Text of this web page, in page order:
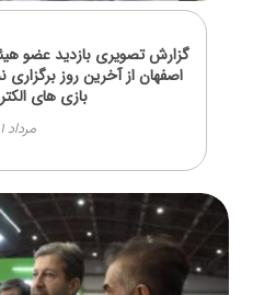
گزارش تصویری بازدید عضو
اصفهان از آخرین روز برگزاری
بازی های
مرداد ۱۱, ۱۴۰۴